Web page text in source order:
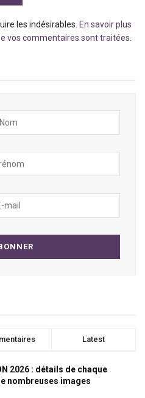
les indésirables. En savoir plus
vos commentaires sont traitées
Latest
2026 : détails de chaque
nombreuses images